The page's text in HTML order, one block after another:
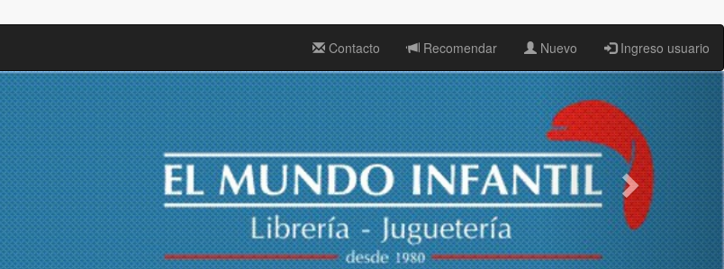
Contacto Recomendar Nuevo Ingreso usuario